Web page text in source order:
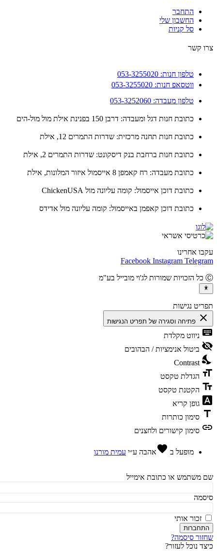
התחבר
החשבון שלי
סל קניות
קשר
טלפון חנות: 053-3255020
ווטסאפ חנות: 053-3255020
טלפון מעבדה: 053-3252060
כתובת חנות דגל ומעבדה: דרבן 150 בפנינת אילת מול מול-הים
כתובת חנות תחנה מרכזית: שדרות התמרים 12, אילת
כתובת חנות ברחבת בנק דיסקונט: שדרות התמרים 2, אילת
כתובת מעבדה: רח קאמפן 8 אייסמול איזור המלונות, אילת
כתובת דוכן אייסמול: קומה עליונה מול ChickenUSA
כתובת דוכן קאפמן באייסמול: קומה עליונה מול אדידס
אחרינו
Facebook Instagram
נגישות
פתיחה וסגירה של תפריט הנגישות
ניווט מקלדת
ביטול אנימציות / הבהובים
Contrast
הגדלת טקסט
הקטנת טקסט
גופן קריא
סימון כותרות
סימון קישורים ולחצנים
מופעל בfavorite אהבהע״י עמית מורנו
או כתובת אימייל
זכור אותי
סיסמה?
נוכל לעזור?